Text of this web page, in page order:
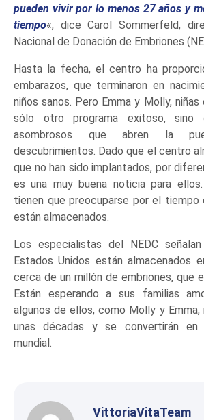
pueden vivir por lo menos 27 años y
tiempo«, dice Carol Sommerfeld,
Nacional de Donación de Embriones
Hasta la fecha, el centro ha
embarazos, que terminaron en
niños sanos. Pero Emma y Molly,
sólo otro programa exitoso, sino
asombrosos que abren la
descubrimientos. Dado que el centro
que no han sido implantados, por
es una muy buena noticia para
tienen que preocuparse por el tiempo
están almacenados.
Los especialistas del NEDC
Estados Unidos están almacenados
cerca de un millón de embriones, que
Están esperando a sus familias
algunos de ellos, como Molly y Emma,
unas décadas y se convertirán en
mundial.
VittoriaVitaTeam